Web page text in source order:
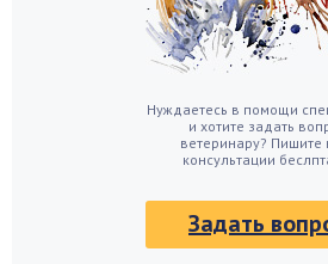
Нуждаетесь в помощи
и хотите задать
ветеринару? Пишите
консультации
Задать